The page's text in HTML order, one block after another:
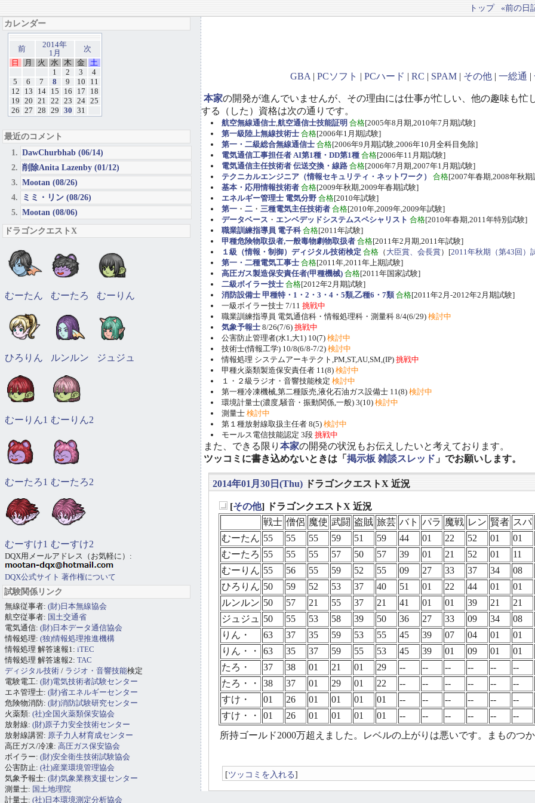
トップ «前の日
GBA | PCソフト | PCハード | RC | SPAM | その他 | 一総通 |
本家の開発が進んでいませんが、その理由には仕事が忙しい、他の趣味も
する（した）資格は次の通りです。
航空無線通信士,航空通信士技能証明 合格[2005年8月期,2010年7月期試験]
第一級陸上無線技術士 合格[2006年1月期試験]
第一・二級総合無線通信士 合格[2006年9月期試験,2006年10月全科目免除]
電気通信工事担任者 AI第1種・DD第1種 合格[2006年11月期試験]
電気通信主任技術者 伝送交換・線路 合格[2006年7月期,2007年1月期試験]
テクニカルエンジニア（情報セキュリティ・ネットワーク）
合格[2007年春期,2008年秋期
基本・応用情報技術者 合格[2009年秋期,2009年春期試験]
エネルギー管理士 電気分野 合格[2010年試験]
第一 ・ 二 ・ 三種電気主任技術者 合格[2010年,2009年,2009年試験]
データベース ・ エンベデッドシステムスペシャリスト 合格[2010年春期,2011年特別試験]
職業訓練指導員 電子科 合格[2011年試験]
甲種危険物取扱者,一般毒物劇物取扱者 合格[2011年2月期,2011年試験]
１級（情報・制御）ディジタル技術検定 合格 （ 大臣賞、会長賞）[2011年秋期（第43回）
第一・二種電気工事士 合格[2011年,2011年上期試験]
高圧ガス製造保安責任者(甲種機械) 合格[2011年国家試験]
二級ボイラー技士 合格[2012年2月期試験]
消防設備士 甲種特・1・2・3・4・5類,乙種6・7類 合格[2011年2月-2012年2月期試験]
一級ボイラー技士 7/11 挑戦中
職業訓練指導員 電気通信科・情報処理科・測量科 8/4(6/29) 検討中
気象予報士 8/26(7/6) 挑戦中
公害防止管理者(水1,大1) 10(7) 検討中
技術士(情報工学) 10/8(6/8-7/2) 検討中
情報処理 システムアーキテクト,PM,ST,AU,SM,(IP) 挑戦中
甲種火薬類製造保安責任者 11(8) 検討中
１・２級ラジオ・音響技能検定 検討中
第一種冷凍機械,第二種販売,液化石油ガス設備士 11(8) 検討中
環境計量士(濃度,騒音・振動関係,一般) 3(10) 検討中
測量士 検討中
第１種放射線取扱主任者 8(5) 検討中
モールス電信技能認定 3段 挑戦中
また、できる限り 本家の開発の状況もお伝えしたいと考えております。
ツッコミに書き込めないときは「 掲示板 雑談スレッド 」でお願いします。
2014年01月30日(Thu) ドラゴンクエストX 近況
[その他] ドラゴンクエストX 近況
戦士 僧侶 魔使 武闘 盗賊 旅芸 バト パラ 魔戦 レン 賢者 スパ
むーたん 55 55 55 59 51 59 44 01 22 52 01 01
むーたろ 55 55 55 57 50 57 39 01 21 52 01 11
むーりん 55 56 55 59 52 55 09 27 33 37 34 08
ひろりん 50 59 52 53 37 40 51 01 22 44 01 01
ルンルン 50 57 21 55 37 21 41 01 01 39 21 21
ジュジュ
50 55 53 58 39 50 36 27 33 09 34 08
りん・
63 37 35 59 53 55 45 39 07 04 01 01
りん・・
63 35 37 59 55 53 45 39 01 09 01 01
たろ・
37 38 01 21 01 29 -- -- -- -- -- --
たろ・・
38 37 01 29 01 22 -- -- -- -- -- --
すけ・
01 26 01 01 01 01 -- -- -- -- -- --
すけ・・
01 26 01 01 01 01 -- -- -- -- -- --
所持ゴールド2000万超えました。レベルの上がりは悪いです。まものつ
[ツッコミを入れる]
カレンダー
前
2014年
1月
次
日
月 火 水 木 金
土
1
2 3
4
5
6 7 8 9 10
11
12
13 14 15 16 17
18
19
20 21 22 23 24 25
26
27 28 29 30 31
最近のコメント
DawChurbhab (06/14)
削除Anita Lazenby (01/12)
Mootan (08/26)
ミミ・リン (08/26)
Mootan (08/06)
ドラゴンクエストX
むーたん むーたろ むーりん
ひろりん ルンルン ジュジュ
むーりん1 むーりん2
むーたろ1 むーたろ2
むーすけ1 むーすけ2
DQX用メールアドレス（お気軽に）:
DQX公式サイト 著作権について
試験関係リンク
無線従事者: (財)日本無線協会
航空従事者: 国土交通省
電気通信: (財)日本データ通信協会
情報処理: (独)情報処理推進機構
情報処理 解答速報1: iTEC
情報処理 解答速報2: TAC
ディジタル技術 / ラジオ・音響技能検定
電験電工: (財)電気技術者試験センター
エネ管理士: (財)省エネルギーセンター
危険物消防: (財)消防試験研究センター
火薬類: (社)全国火薬類保安協会
放射線: (財)原子力安全技術センター
放射線講習: 原子力人材育成センター
高圧ガス/冷凍: 高圧ガス保安協会
ボイラー: (財)安全衛生技術試験協会
公害防止: (社)産業環境管理協会
気象予報士: (財)気象業務支援センター
測量士: 国土地理院
計量士: (社)日本環境測定分析協会